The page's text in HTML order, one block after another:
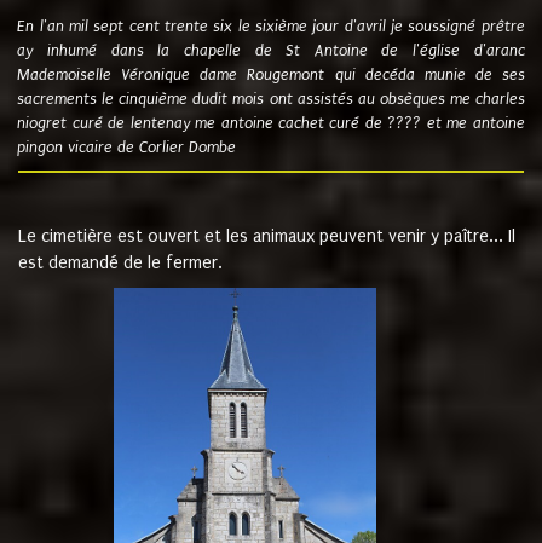
En l'an mil sept cent trente six le sixième jour d'avril je soussigné prêtre
ay inhumé dans la chapelle de St Antoine de l'église d'aranc
Mademoiselle Véronique dame Rougemont qui decéda munie de ses
sacrements le cinquième dudit mois ont assistés au obsèques me charles
niogret curé de lentenay me antoine cachet curé de ???? et me antoine
pingon vicaire de Corlier Dombe
Le cimetière est ouvert et les animaux peuvent venir y paître... Il
est demandé de le fermer.